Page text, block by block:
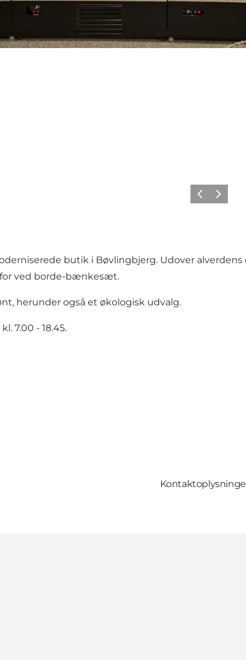
ForrigeNæste
butik i Bøvlingbjerg. Udover alverdens
ved borde-bænkesæt.
herunder også et økologisk udvalg.
7.00 - 18.45.